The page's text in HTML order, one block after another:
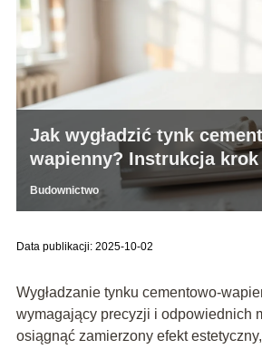
Jak wygładzić tynk
wapienny? Instrukcja
Budownictwo
Data publikacji: 2025-10-02
Wygładzanie tynku cementowo-
wymagający precyzji i odpowiednich
osiągnąć zamierzony efekt